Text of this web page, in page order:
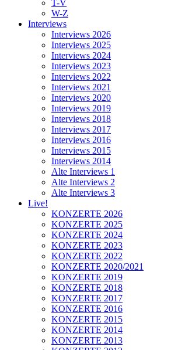
T-V
W-Z
Interviews
Interviews 2026
Interviews 2025
Interviews 2024
Interviews 2023
Interviews 2022
Interviews 2021
Interviews 2020
Interviews 2019
Interviews 2018
Interviews 2017
Interviews 2016
Interviews 2015
Interviews 2014
Alte Interviews 1
Alte Interviews 2
Alte Interviews 3
Live!
KONZERTE 2026
KONZERTE 2025
KONZERTE 2024
KONZERTE 2023
KONZERTE 2022
KONZERTE 2020/2021
KONZERTE 2019
KONZERTE 2018
KONZERTE 2017
KONZERTE 2016
KONZERTE 2015
KONZERTE 2014
KONZERTE 2013